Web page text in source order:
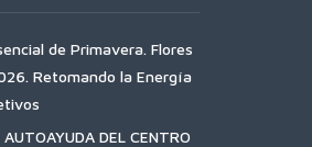
de Primavera. Flores
Retomando la Energía
AUTOAYUDA DEL CENTRO